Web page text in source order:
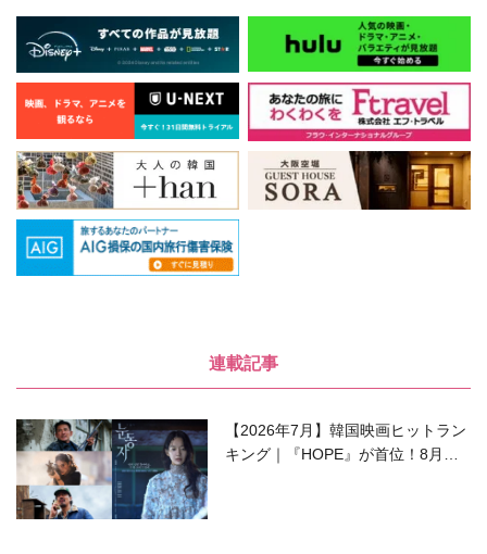
連載記事
【2026年7月】韓国映画ヒットラン
キング｜『HOPE』が首位！8月公